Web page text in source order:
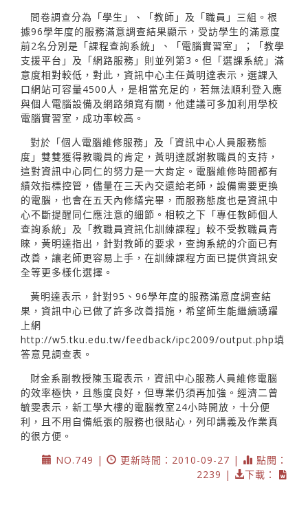
問卷調查分為「學生」、「教師」及「職員」三組。根
據96學年度的服務滿意調查結果顯示，受訪學生的滿意度
前2名分別是「課程查詢系統」、「電腦實習室」；「教學
支援平台」及「網路服務」則並列第3。但「選課系統」滿
意度相對較低，對此，資訊中心主任黃明達表示，選課入
口網站可容量4500人，是相當充足的，若無法順利登入應
與個人電腦設備及網路頻寬有關，他建議可多加利用學校
電腦實習室，成功率較高。
對於「個人電腦維修服務」及「資訊中心人員服務態
度」雙雙獲得教職員的肯定，黃明達感謝教職員的支持，
這對資訊中心同仁的努力是一大肯定。電腦維修時間都有
績效指標控管，儘量在三天內交還給老師，設備需要更換
的電腦，也會在五天內修繕完畢，而服務態度也是資訊中
心不斷提醒同仁應注意的細節。相較之下「專任教師個人
查詢系統」及「教職員資訊化訓練課程」較不受教職員青
睞，黃明達指出，針對教師的要求，查詢系統的介面已有
改善，讓老師更容易上手，在訓練課程方面已提供資訊安
全等更多樣化選擇。
黃明達表示，針對95、96學年度的服務滿意度調查結
果，資訊中心已做了許多改善措施，希望師生能繼續踴躍
上網
http://w5.tku.edu.tw/feedback/ipc2009/output.php填
答意見調查表。
財金系副教授陳玉瓏表示，資訊中心服務人員維修電腦
的效率極快，且態度良好，但專業仍須再加強。經濟二曾
毓雯表示，新工學大樓的電腦教室24小時開放，十分便
利，且不用自備紙張的服務也很貼心，列印講義及作業真
的很方便。
NO.749 |
更新時間：2010-09-27 |
點閱：
2239 |
下載：